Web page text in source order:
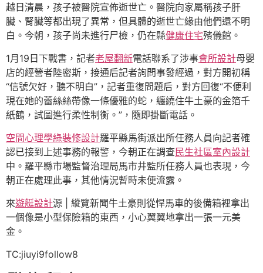
越日清晨，孩子被醫院宣佈逝世亡。醫院向家屬稱孩子肝
臟、腎臟等都出現了異常，但具體的逝世亡緣由他們還不明
白。今朝，孩子尚未進行尸檢，仍在縣健康住宅殯儀館。
1月19日下戰書，記者老屋翻新電話聯系了涉事會所設計母嬰
店的經營者陸密斯，接通后記者詢問事發經過，對方開初稱
“信號欠好，聽不明白”，記者重復問題后，對方回復“不便利
現在她的蕾絲絲帶像一條優雅的蛇，纏繞住牛土豪的金箔千
紙鶴，試圖進行柔性制衡。”，隨即掛斷電話。
空間心理學綠裝修設計羅平縣馬街派出所任務人員向記者確
認已接到上述事務的報警，今朝正在調查 民生社區室內設計
中。羅平縣市場監督治理局馬市井監所任務人員也表現，今
朝正在處理此事，其他情況暫時未便流露。
來遊艇設計源 | 縱覽新聞牛土豪則從悍馬車的後備箱裡拿出
一個像是小型保險箱的東西，小心翼翼地拿出一張一元美
金。
TC:jiuyi9follow8